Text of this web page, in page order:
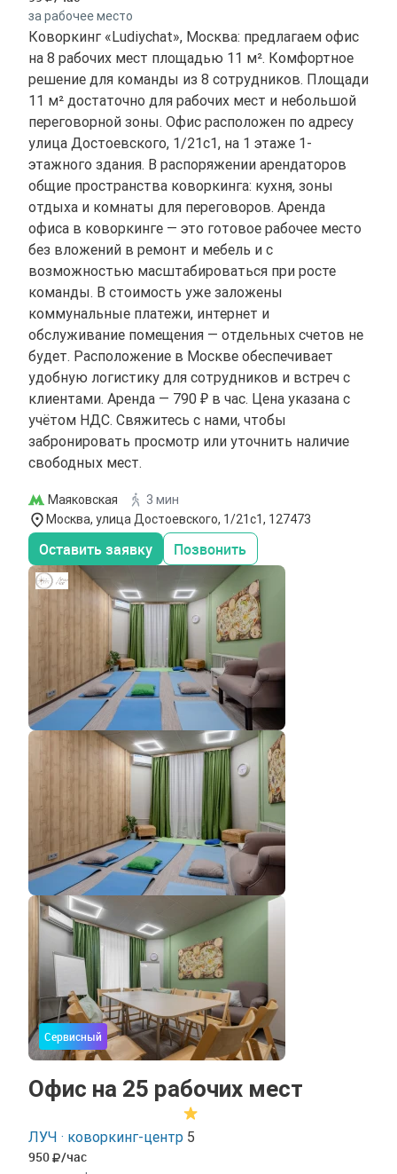
за рабочее место
Коворкинг «Ludiychat», Москва: предлагаем офис
на 8 рабочих мест площадью 11 м². Комфортное
решение для команды из 8 сотрудников. Площади
11 м² достаточно для рабочих мест и небольшой
переговорной зоны. Офис расположен по адресу
улица Достоевского, 1/21с1, на 1 этаже 1-
этажного здания. В распоряжении арендаторов
общие пространства коворкинга: кухня, зоны
отдыха и комнаты для переговоров. Аренда
офиса в коворкинге — это готовое рабочее место
без вложений в ремонт и мебель и с
возможностью масштабироваться при росте
команды. В стоимость уже заложены
коммунальные платежи, интернет и
обслуживание помещения — отдельных счетов не
будет. Расположение в Москве обеспечивает
удобную логистику для сотрудников и встреч с
клиентами. Аренда — 790 ₽ в час. Цена указана с
учётом НДС. Свяжитесь с нами, чтобы
забронировать просмотр или уточнить наличие
свободных мест.
Маяковская
3 мин
Москва, улица Достоевского, 1/21с1, 127473
Оставить заявку Позвонить
Сервисный
Офис на 25 рабочих мест
ЛУЧ · коворкинг-центр 5
950 /час